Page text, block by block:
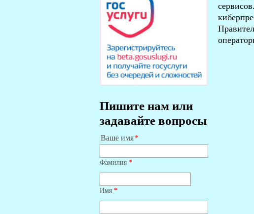
Пишите нам или
задавайте вопросы
Ваше имя
Фамилия *
Имя *